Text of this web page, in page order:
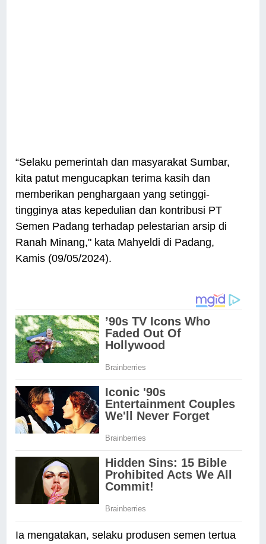
“Selaku pemerintah dan masyarakat Sumbar,
kita patut mengucapkan terima kasih dan
memberikan penghargaan yang setinggi-
tingginya atas kepedulian dan kontribusi PT
Semen Padang terhadap pelestarian arsip di
Ranah Minang," kata Mahyeldi di Padang,
Kamis (09/05/2024).
Ia mengatakan, selaku produsen semen tertua